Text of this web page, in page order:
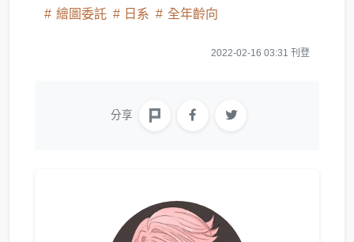
繪圖委託 日系 全年齡向
2022-02-16 03:31 刊登
分享